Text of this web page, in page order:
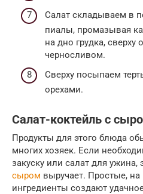
Салат складываем в
пиалы, промазывая
на дно грудка,
черносливом.
Сверху посыпаем
орехами.
Салат-коктейль с
Продукты для этого блюда
многих хозяек. Если
закуску или салат для ужина,
сыром выручает. Простые,
ингредиенты создают